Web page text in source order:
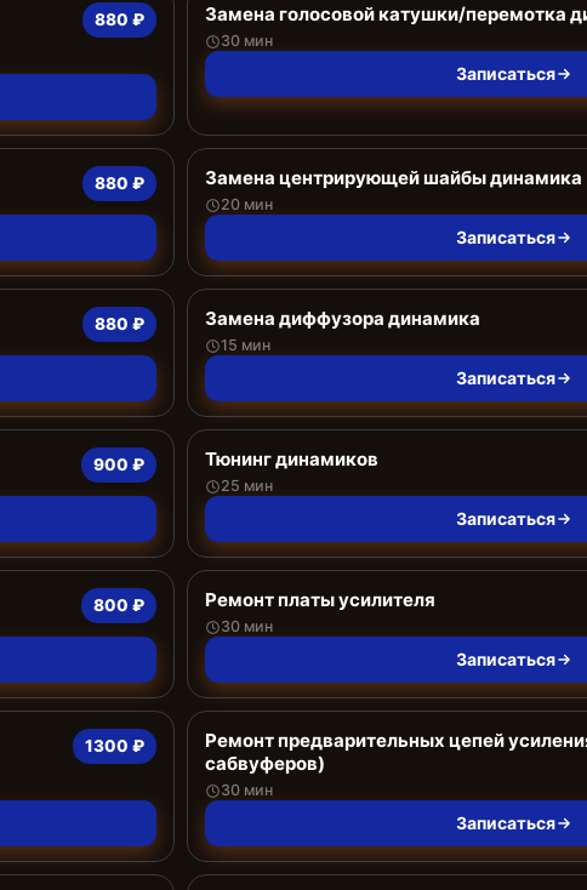
880 ₽ Замена голосовой катушки/перемотка
30 мин
Записаться
880 ₽ Замена центрирующей шайбы динамика
20 мин
Записаться
880 ₽ Замена диффузора динамика
15 мин
Записаться
900 ₽ Тюнинг динамиков
25 мин
Записаться
800 ₽ Ремонт платы усилителя
30 мин
Записаться
1300 ₽
Ремонт предварительных цепей
сабвуферов)
30 мин
Записаться